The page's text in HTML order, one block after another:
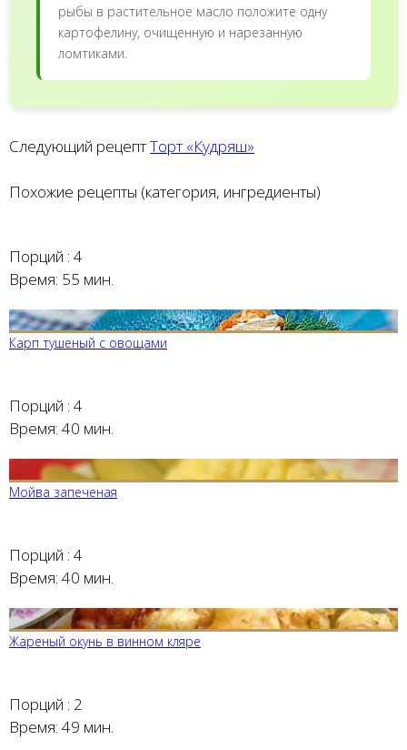
рыбы в растительное масло положите одну
картофелину, очищенную и нарезанную
ломтиками.
Следующий рецептТорт «Кудряш»
Похожие рецепты (категория, ингредиенты)
Порций : 4
Время: 55 мин.
Карп тушеный с овощами
Порций : 4
Время: 40 мин.
Мойва запеченая
Порций : 4
Время: 40 мин.
Жареный окунь в винном кляре
Порций : 2
Время: 49 мин.